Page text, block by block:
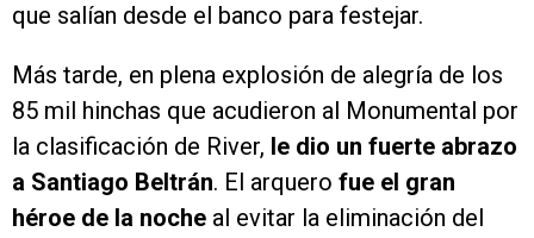
que salían desde el banco para festejar.
Más tarde, en plena explosión de alegría de los
85 mil hinchas que acudieron al Monumental por
la clasificación de River, le dio un fuerte abrazo
a Santiago Beltrán. El arquero fue el gran
héroe de la noche al evitar la eliminación del